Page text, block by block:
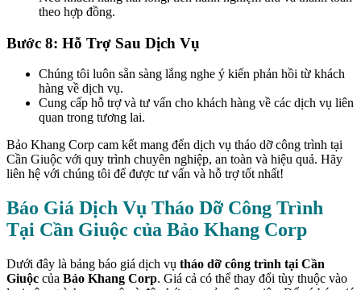
theo hợp đồng.
Bước 8: Hỗ Trợ Sau Dịch Vụ
Chúng tôi luôn sẵn sàng lắng nghe ý kiến phản hồi từ khách
hàng về dịch vụ.
Cung cấp hỗ trợ và tư vấn cho khách hàng về các dịch vụ liên
quan trong tương lai.
Bảo Khang Corp cam kết mang đến dịch vụ tháo dỡ công trình tại
Cần Giuộc với quy trình chuyên nghiệp, an toàn và hiệu quả. Hãy
liên hệ với chúng tôi để được tư vấn và hỗ trợ tốt nhất!
Báo Giá Dịch Vụ Tháo Dỡ Công Trình
Tại Cần Giuộc của Bảo Khang Corp
Dưới đây là bảng báo giá dịch vụ tháo dỡ công trình tại Cần
Giuộc của Bảo Khang Corp. Giá cả có thể thay đổi tùy thuộc vào